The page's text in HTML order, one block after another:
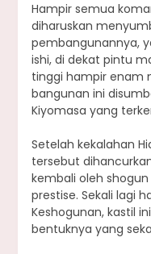
Hampir semua
diharuskan
pembangunannya,
ishi, di dekat pintu
tinggi hampir enam
bangunan ini
Kiyomasa yang
Setelah kekalahan
tersebut
kembali oleh
prestise. Sekali lagi
Keshogunan, kastil
bentuknya yang